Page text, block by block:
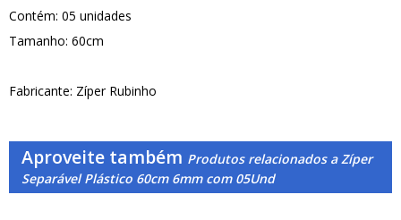
Contém: 05 unidades
Tamanho: 60cm
Fabricante: Zíper Rubinho
Aproveite também Produtos relacionados a Zíper
Separável Plástico 60cm 6mm com 05Und